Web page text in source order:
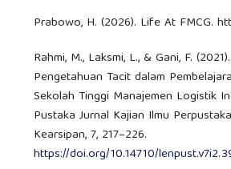
Prabowo, H. (2026). Life At FMCG.
Rahmi, M., Laksmi, L., & Gani, F.
Pengetahuan Tacit dalam
Sekolah Tinggi Manajemen Logistik
Pustaka Jurnal Kajian Ilmu
Kearsipan, 7, 217–226.
https://doi.org/10.14710/